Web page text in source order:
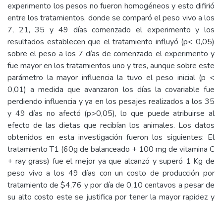
experimento los pesos no fueron homogéneos y esto difirió
entre los tratamientos, donde se comparó el peso vivo a los
7, 21, 35 y 49 días comenzado el experimento y los
resultados establecen que el tratamiento influyó (p< 0,05)
sobre el peso a los 7 días de comenzado el experimento y
fue mayor en los tratamientos uno y tres, aunque sobre este
parámetro la mayor influencia la tuvo el peso inicial (p <
0,01) a medida que avanzaron los días la covariable fue
perdiendo influencia y ya en los pesajes realizados a los 35
y 49 días no afectó (p>0,05), lo que puede atribuirse al
efecto de las dietas que recibían los animales. Los datos
obtenidos en esta investigación fueron los siguientes: El
tratamiento T1 (60g de balanceado + 100 mg de vitamina C
+ ray grass) fue el mejor ya que alcanzó y superó 1 Kg de
peso vivo a los 49 días con un costo de producción por
tratamiento de $4,76 y por día de 0,10 centavos a pesar de
su alto costo este se justifica por tener la mayor rapidez y